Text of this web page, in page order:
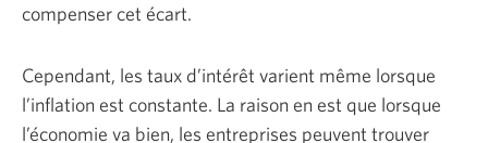
compenser cet écart.
Cependant, les taux d’intérêt varient même lorsque
l’inflation est constante. La raison en est que lorsque
l’économie va bien, les entreprises peuvent trouver